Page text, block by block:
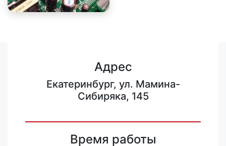
Адрес
Екатеринбург, ул. Мамина-
Сибиряка, 145
Время работы